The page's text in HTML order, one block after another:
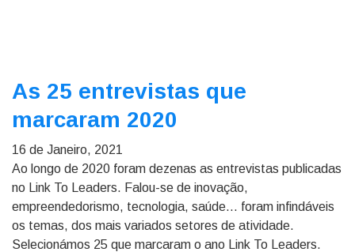
As 25 entrevistas que
marcaram 2020
16 de Janeiro, 2021
Ao longo de 2020 foram dezenas as entrevistas publicadas
no Link To Leaders. Falou-se de inovação,
empreendedorismo, tecnologia, saúde... foram infindáveis
os temas, dos mais variados setores de atividade.
Selecionámos 25 que marcaram o ano Link To Leaders.